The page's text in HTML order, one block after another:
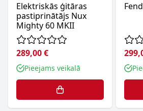
Elektriskās ģitāras
pastiprinātājs Nux
Mighty 60 MKII
289,00 €
Pieejams veikalā